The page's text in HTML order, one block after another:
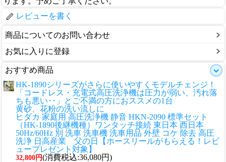
レビューを書く
商品についてのお問い合わせ
お気に入りに登録
おすすめ商品
HK-1890シリーズがさらに使いやすくモデルチェンジ！
「コードレス・充電式高圧洗浄機は圧力が弱い、汚れ落
ちも悪い‥」とご不満の方におススメの1台
黄砂、花粉の洗い流しに
ヒダカ 家庭用 高圧洗浄機 静音 HKN-2090 標準セット
（HK-1890後継機種）ワンタッチ接続 東日本 西日本
50Hz/60Hz 別 洗車 洗車機 洗車用品 外壁 コケ 除去 高圧
洗浄 日高産業 父の日【ホースリールがもらえる！レビ
ュープレゼント対象】
32,800円(消費税込:36,080円)